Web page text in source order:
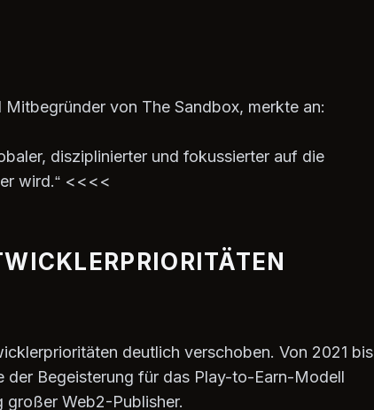
von The Sandbox, merkte an:
disziplinierter und fokussierter auf die
wird.“ <<<<
deutlich verschoben. Von 2021 bis
Begeisterung für das Play-to-Earn-Modell
großer Web2-Publisher.